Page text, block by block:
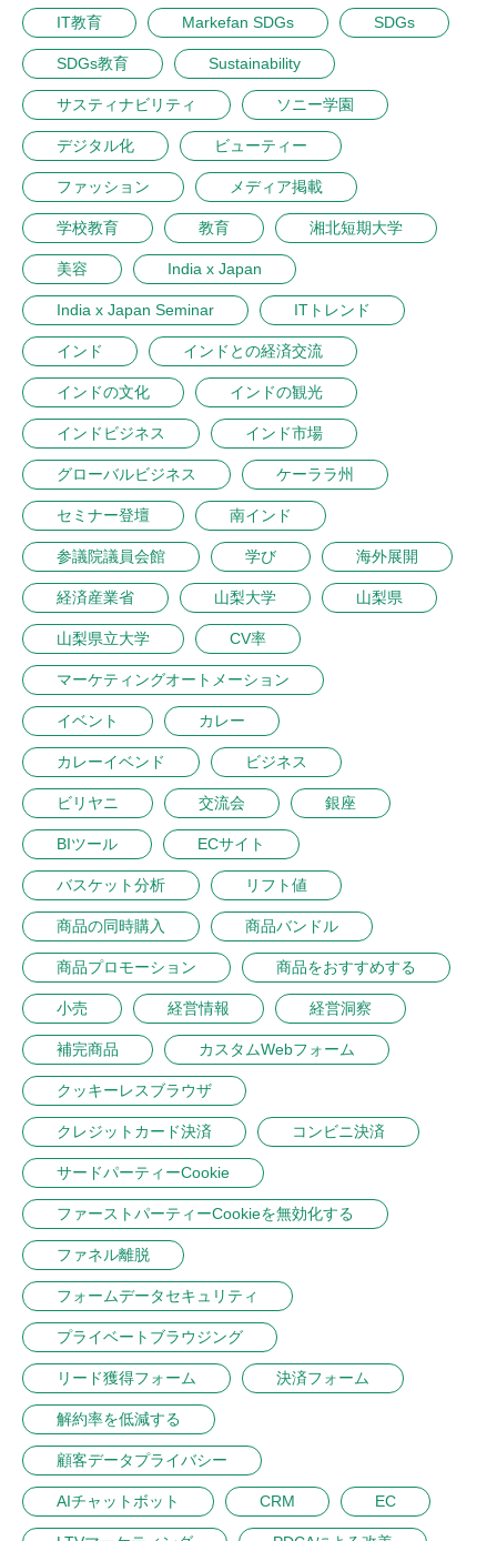
IT教育 Markefan SDGs SDGs
SDGs教育 Sustainability
サスティナビリティ ソニー学園
デジタル化 ビューティー
ファッション メディア掲載
学校教育 教育 湘北短期大学
美容 India x Japan
India x Japan Seminar ITトレンド
インド インドとの経済交流
インドの文化 インドの観光
インドビジネス インド市場
グローバルビジネス ケーララ州
セミナー登壇 南インド
参議院議員会館 学び 海外展開
経済産業省 山梨大学 山梨県
山梨県立大学 CV率
マーケティングオートメーション
イベント カレー
カレーイベンド ビジネス
ビリヤニ 交流会 銀座
BIツール ECサイト
バスケット分析 リフト値
商品の同時購入 商品バンドル
商品プロモーション 商品をおすすめする
小売 経営情報 経営洞察
補完商品 カスタムWebフォーム
クッキーレスブラウザ
クレジットカード決済 コンビニ決済
サードパーティーCookie
ファーストパーティーCookieを無効化する
ファネル離脱
フォームデータセキュリティ
プライベートブラウジング
リード獲得フォーム 決済フォーム
解約率を低減する
顧客データプライバシー
AIチャットボット CRM EC